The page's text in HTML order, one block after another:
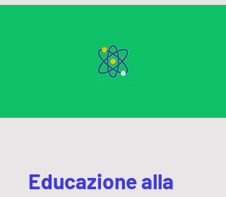
Educazione alla